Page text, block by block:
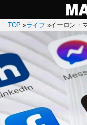
TOP »ライフ »イーロン・